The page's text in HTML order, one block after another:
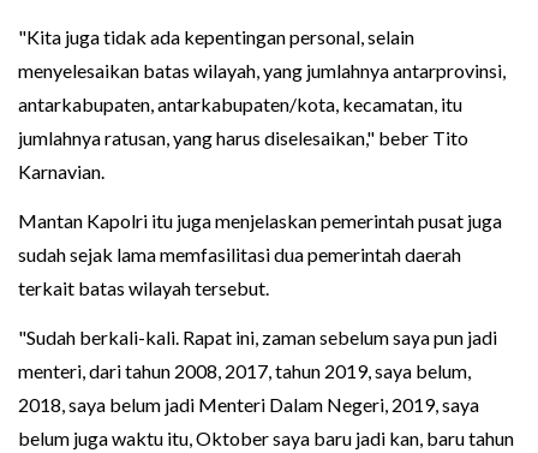
"Kita juga tidak ada kepentingan personal, selain
menyelesaikan batas wilayah, yang jumlahnya antarprovinsi,
antarkabupaten, antarkabupaten/kota, kecamatan, itu
jumlahnya ratusan, yang harus diselesaikan," beber Tito
Karnavian.
Mantan Kapolri itu juga menjelaskan pemerintah pusat juga
sudah sejak lama memfasilitasi dua pemerintah daerah
terkait batas wilayah tersebut.
"Sudah berkali-kali. Rapat ini, zaman sebelum saya pun jadi
menteri, dari tahun 2008, 2017, tahun 2019, saya belum,
2018, saya belum jadi Menteri Dalam Negeri, 2019, saya
belum juga waktu itu, Oktober saya baru jadi kan, baru tahun